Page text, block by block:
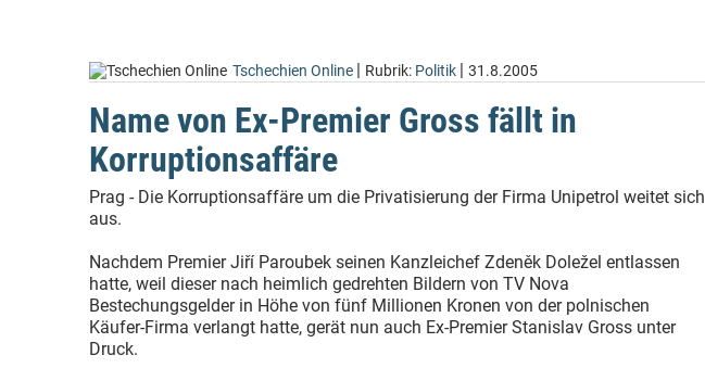
Tschechien Online | Rubrik: Politik | 31.8.2005
Name von Ex-Premier Gross fällt in
Korruptionsaffäre
Prag - Die Korruptionsaffäre um die Privatisierung der Firma Unipetrol weitet sich
aus.
Nachdem Premier Jiří Paroubek seinen Kanzleichef Zdeněk Doležel entlassen
hatte, weil dieser nach heimlich gedrehten Bildern von TV Nova
Bestechungsgelder in Höhe von fünf Millionen Kronen von der polnischen
Käufer-Firma verlangt hatte, gerät nun auch Ex-Premier Stanislav Gross unter
Druck.